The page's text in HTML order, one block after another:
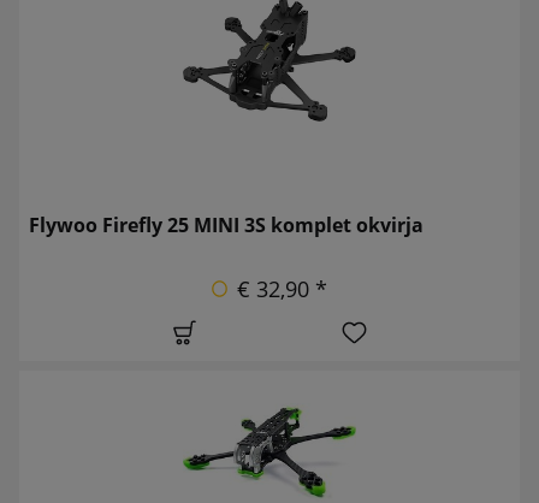
Flywoo Firefly 25 MINI 3S komplet okvirja
€ 32,90 *